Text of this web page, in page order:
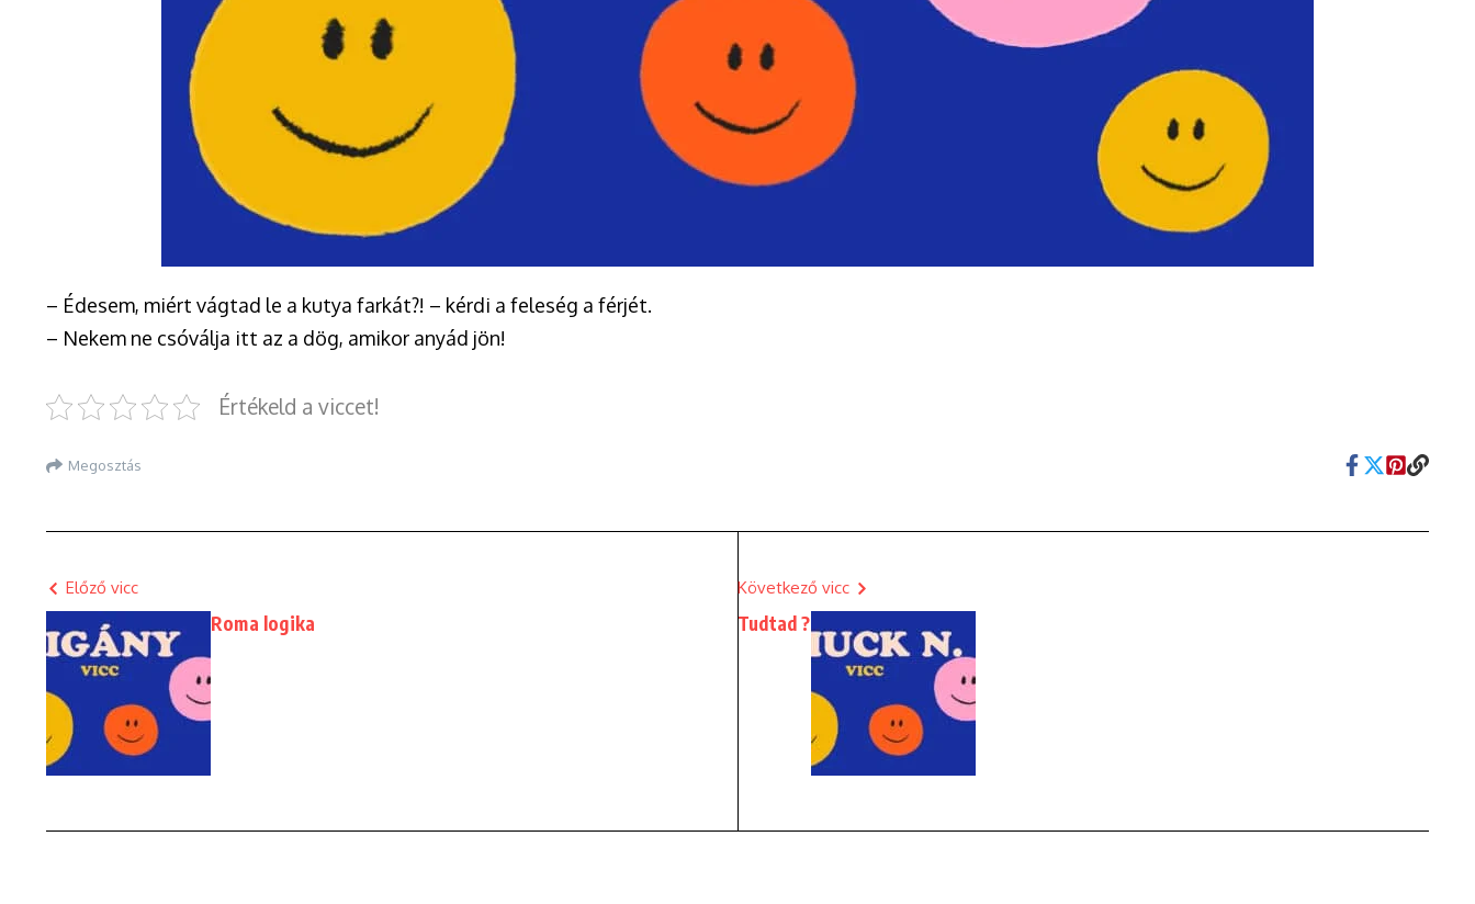
– Édesem, miért vágtad le a kutya farkát?! – kérdi a feleség a férjét.
– Nekem ne csóválja itt az a dög, amikor anyád jön!
Értékeld a viccet!
Megosztás
Előző vicc
Roma logika
Következő vicc
Tudtad ?